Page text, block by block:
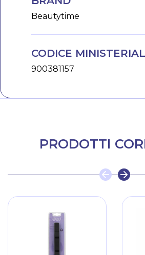
Beautytime
CODICE
900381157
PRODOTTI